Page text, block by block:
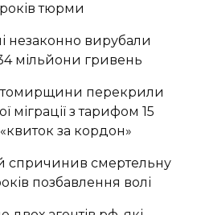
тюрми
вирубали
мільйони гривень
перекрили
міграції з тарифом 15
за кордон»
спричинив смертельну
позбавлення волі